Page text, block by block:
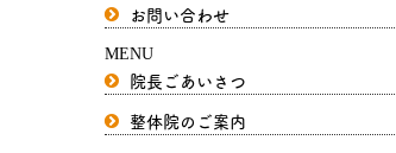
お問い合わせ
MENU
院長ごあいさつ
整体院のご案内